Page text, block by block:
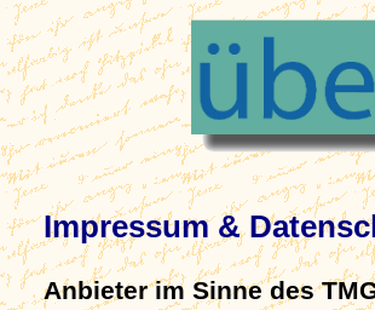
Impressum &
Anbieter im Sinne des